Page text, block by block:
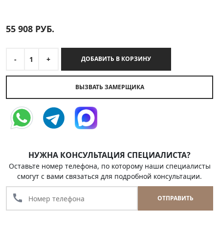
55 908 РУБ.
- 1 + ДОБАВИТЬ В КОРЗИНУ
ВЫЗВАТЬ ЗАМЕРЩИКА
НУЖНА КОНСУЛЬТАЦИЯ СПЕЦИАЛИСТА?
Оставьте номер телефона, по которому наши специалисты
смогут с вами связаться для подробной консультации.
call ОТПРАВИТЬ